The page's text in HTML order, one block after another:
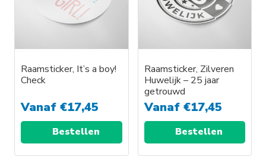
Deze
optie
gekozen
worden
productpagina
Deze
optie
gekozen
worden
op
productpagina
Raamsticker, It’s a boy!
Check
Vanaf €17,45
Bestellen
Raamsticker, Zilveren
Huwelijk – 25 jaar
getrouwd
Vanaf €17,45
Bestellen